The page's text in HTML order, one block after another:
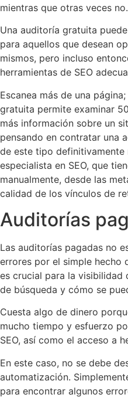
mientras que otras veces no.
Una auditoría gratuita
para aquellos que desean
mismos, pero incluso
herramientas de SEO
Escanea más de una
gratuita permite examinar
más información sobre un
pensando en contratar una
de este tipo definitivamente
especialista en SEO, que
manualmente, desde las
calidad de los vínculos de
Auditorías
Las auditorías pagadas no
errores por el simple hecho
es crucial para la
de búsqueda y cómo se
Cuesta algo de dinero
mucho tiempo y esfuerzo
SEO, así como el acceso a
En este caso, no se debe
automatización.
para encontrar algunos